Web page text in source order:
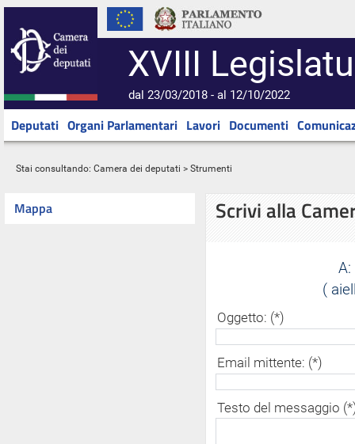
XVIII
dal 23/03/2018 - al 12/10/2022
Deputati Organi Parlamentari Lavori Documenti
Stai consultando: Camera dei deputati > Strumenti
Mappa Scrivi alla
A:
(
Oggetto: (*)
Email mittente: (*)
Testo del messaggio